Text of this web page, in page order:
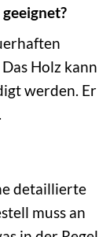
Holz kann
werden. Er
detaillierte
muss an